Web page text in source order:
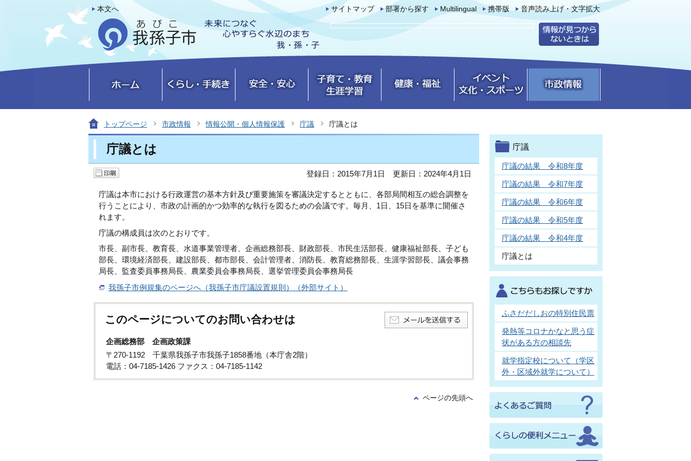
本文へ サイトマップ 部署から探す Multilingual 携帯版 音声読み上げ・文字拡大
トップページ 市政情報 情報公開・個人情報保護 庁議 庁議とは
庁議とは
登録日：2015年7月1日 更新日：2024年4月1日
庁議は本市における行政運営の基本方針及び重要施策を審議決定するとともに、各部局間相互の総合調整を
行うことにより、市政の計画的かつ効率的な執行を図るための会議です。毎月、1日、15日を基準に開催さ
れます。
庁議の構成員は次のとおりです。
市長、副市長、教育長、水道事業管理者、企画総務部長、財政部長、市民生活部長、健康福祉部長、子ども
部長、環境経済部長、建設部長、都市部長、会計管理者、消防長、教育総務部長、生涯学習部長、議会事務
局長、監査委員事務局長、農業委員会事務局長、選挙管理委員会事務局長
我孫子市例規集のページへ（我孫子市庁議設置規則）（外部サイト）
このページについてのお問い合わせは
企画総務部 企画政策課
〒270-1192 千葉県我孫子市我孫子1858番地（本庁舎2階）
電話：04-7185-1426 ファクス：04-7185-1142
ページの先頭へ
庁議
庁議の結果 令和8年度
庁議の結果 令和7年度
庁議の結果 令和6年度
庁議の結果 令和5年度
庁議の結果 令和4年度
庁議とは
ふさだだしおの特別住民票
発熱等コロナかなと思う症
状がある方の相談先
就学指定校について（学区
外・区域外就学について）